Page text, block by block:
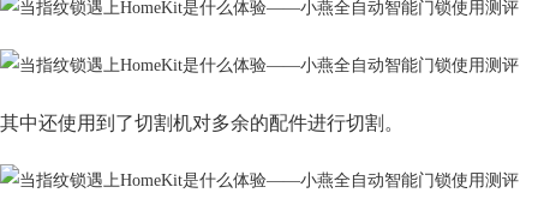
其中还使用到了切割机对多余的配件进行切割。